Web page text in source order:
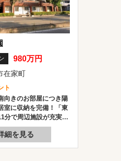
980万円
在家町
ト
向きのお部屋につき陽
室に収納を完備！「東
分で周辺施設が充実し
としてもご検討くださ
細を見る